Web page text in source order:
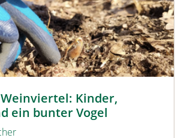
Kinder,
ein bunter Vogel